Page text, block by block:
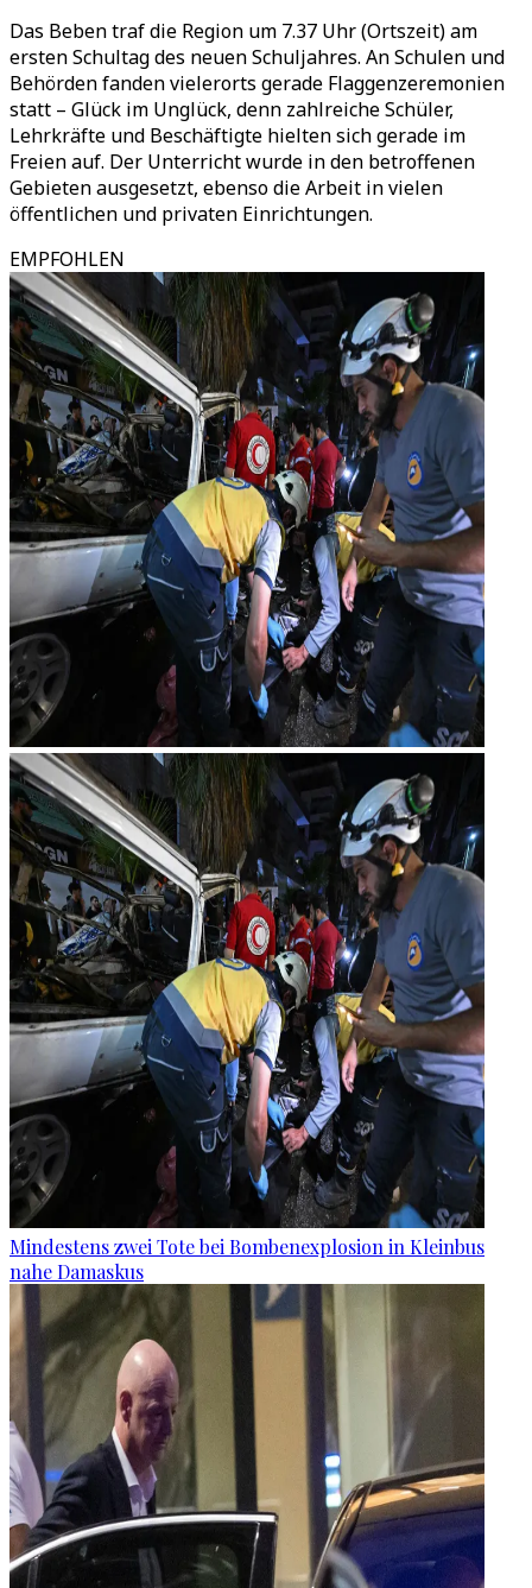
Das Beben traf die Region um 7.37 Uhr (Ortszeit) am
ersten Schultag des neuen Schuljahres. An Schulen und
Behörden fanden vielerorts gerade Flaggenzeremonien
statt – Glück im Unglück, denn zahlreiche Schüler,
Lehrkräfte und Beschäftigte hielten sich gerade im
Freien auf. Der Unterricht wurde in den betroffenen
Gebieten ausgesetzt, ebenso die Arbeit in vielen
öffentlichen und privaten Einrichtungen.
EMPFOHLEN
Mindestens zwei Tote bei Bombenexplosion in Kleinbus
nahe Damaskus